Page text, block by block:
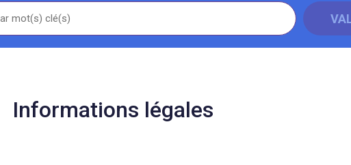
Informations légales